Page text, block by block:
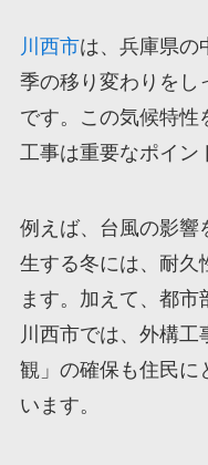
川西市は、兵庫県の
季の移り変わりをし
です。この気候特性
工事は重要なポイン
例えば、台風の影響
生する冬には、耐久
ます。加えて、都
川西市では、外構
観」の確保も住民に
います。